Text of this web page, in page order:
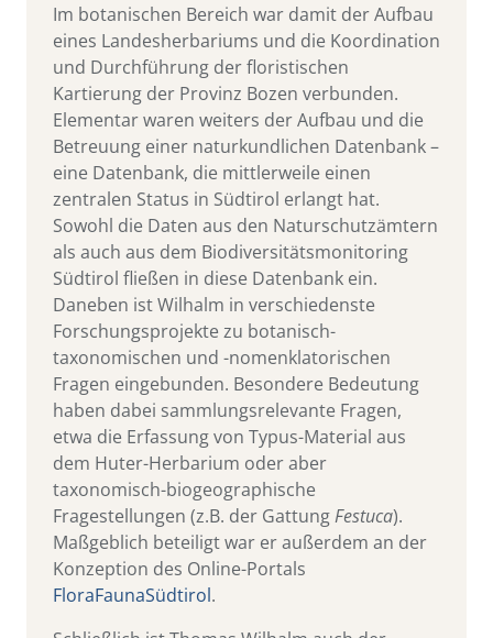
Im botanischen Bereich war damit der Aufbau
eines Landesherbariums und die Koordination
und Durchführung der floristischen
Kartierung der Provinz Bozen verbunden.
Elementar waren weiters der Aufbau und die
Betreuung einer naturkundlichen Datenbank –
eine Datenbank, die mittlerweile einen
zentralen Status in Südtirol erlangt hat.
Sowohl die Daten aus den Naturschutzämtern
als auch aus dem Biodiversitätsmonitoring
Südtirol fließen in diese Datenbank ein.
Daneben ist Wilhalm in verschiedenste
Forschungsprojekte zu botanisch-
taxonomischen und -nomenklatorischen
Fragen eingebunden. Besondere Bedeutung
haben dabei sammlungsrelevante Fragen,
etwa die Erfassung von Typus-Material aus
dem Huter-Herbarium oder aber
taxonomisch-biogeographische
Fragestellungen (z.B. der GattungFestuca).
Maßgeblich beteiligt war er außerdem an der
Konzeption des Online-Portals
FloraFaunaSüdtirol.